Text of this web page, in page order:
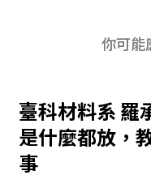
你可能
臺科材料系 羅
是什麼都放，
事